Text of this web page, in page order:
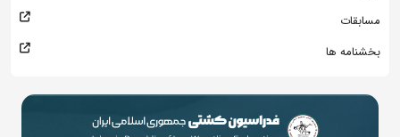
مسابقات
بخشنامه ها